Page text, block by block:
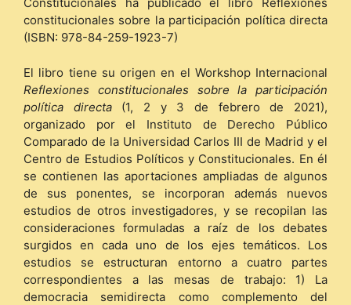
constitucionales sobre la participación política directa
(ISBN: 978-84-259-1923-7)
El libro tiene su origen en el Workshop Internacional
Reflexiones constitucionales sobre la participación
política directa(1, 2 y 3 de febrero de 2021),
organizado por el Instituto de Derecho Público
Comparado de la Universidad Carlos III de Madrid y el
Centro de Estudios Políticos y Constitucionales. En él
se contienen las aportaciones ampliadas de algunos
de sus ponentes, se incorporan además nuevos
estudios de otros investigadores, y se recopilan las
consideraciones formuladas a raíz de los debates
surgidos en cada uno de los ejes temáticos. Los
estudios se estructuran entorno a cuatro partes
correspondientes a las mesas de trabajo: 1) La
democracia semidirecta como complemento del